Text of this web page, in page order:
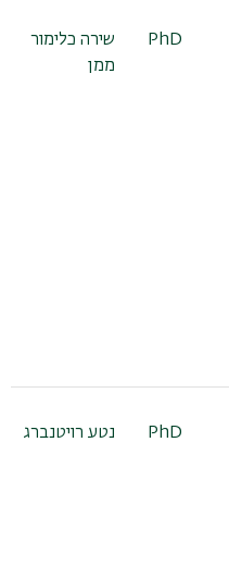
PhD
שירה כלימור
ממן
PhD נטע רויטנברג